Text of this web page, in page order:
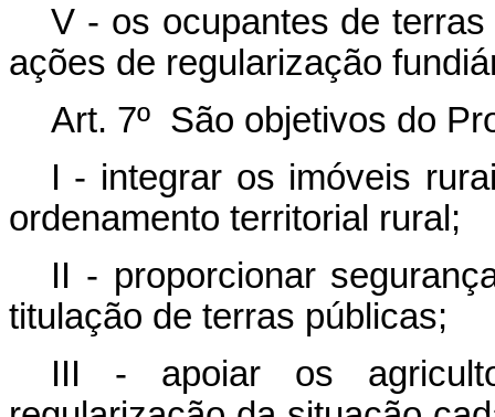
V - os ocupantes de
ações de regularização
Art. 7º São objetivos do
I - integrar os imóveis
ordenamento territorial rural;
II - proporcionar
titulação de terras públicas;
III - apoiar os